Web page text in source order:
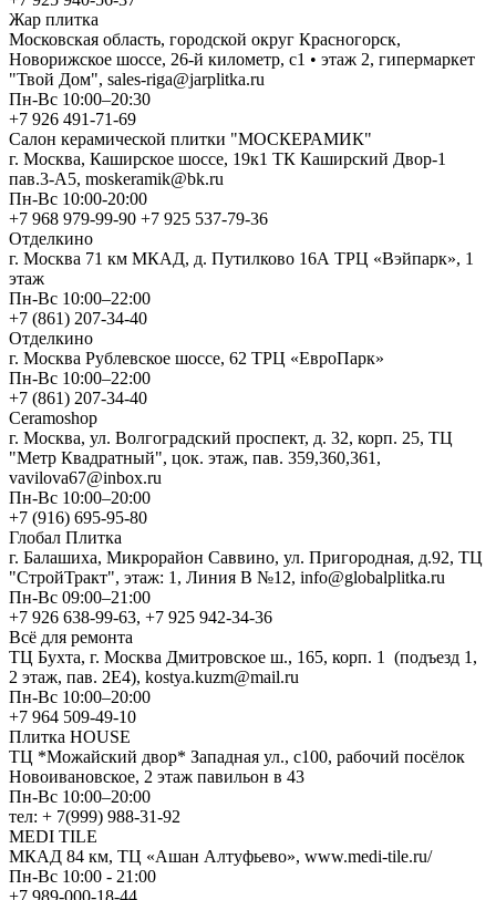
Жар плитка
Московская область, городской округ Красногорск,
Новорижское шоссе, 26-й километр, с1 • этаж 2, гипермаркет
"Твой Дом", sales-riga@jarplitka.ru
Пн-Вс 10:00–20:30
+7 926 491-71-69
Салон керамической плитки "МОСКЕРАМИК"
г. Москва, Каширское шоссе, 19к1 ТК Каширский Двор-1
пав.3-А5, moskeramik@bk.ru
Пн-Вс 10:00-20:00
+7 968 979-99-90 +7 925 537-79-36
Отделкино
г. Москва 71 км МКАД, д. Путилково 16А ТРЦ «Вэйпарк», 1
этаж
Пн-Вс 10:00–22:00
+7 (861) 207-34-40
Отделкино
г. Москва Рублевское шоссе, 62 ТРЦ «ЕвроПарк»
Пн-Вс 10:00–22:00
+7 (861) 207-34-40
Ceramoshop
г. Москва, ул. Волгоградский проспект, д. 32, корп. 25, ТЦ
"Метр Квадратный", цок. этаж, пав. 359,360,361,
vavilova67@inbox.ru
Пн-Вс 10:00–20:00
+7 (916) 695-95-80
Глобал Плитка
г. Балашиха, Микрорайон Саввино, ул. Пригородная, д.92, ТЦ
"СтройТракт", этаж: 1, Линия В №12, info@globalplitka.ru
Пн-Вс 09:00–21:00
+7 926 638-99-63, +7 925 942-34-36
Всё для ремонта
ТЦ Бухта, г. Москва Дмитровское ш., 165, корп. 1 (подъезд 1,
2 этаж, пав. 2Е4), kostya.kuzm@mail.ru
Пн-Вс 10:00–20:00
+7 964 509-49-10
Плитка HOUSE
ТЦ *Можайский двор* Западная ул., с100, рабочий посёлок
Новоивановское, 2 этаж павильон в 43
Пн-Вс 10:00–20:00
тел: + 7(999) 988-31-92
MEDI TILE
МКАД 84 км, ТЦ «Ашан Алтуфьево», www.medi-tile.ru/
Пн-Вс 10:00 - 21:00
+7 989-000-18-44